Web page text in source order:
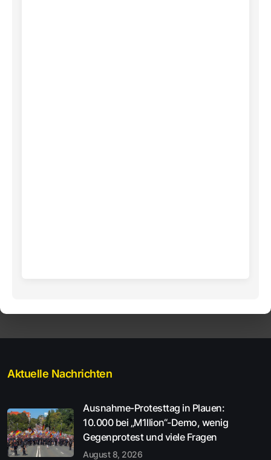
Aktuelle Nachrichten
Ausnahme-Protesttag in Plauen:
10.000 bei „M1llion“-Demo, wenig
Gegenprotest und viele Fragen
August 8, 2026